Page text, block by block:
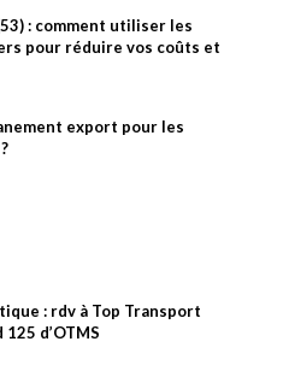
: comment utiliser les
pour réduire vos coûts et
export pour les
: rdv à Top Transport
d’OTMS